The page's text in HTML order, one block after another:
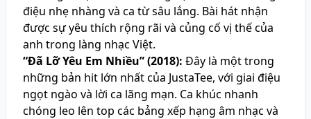
điệu nhẹ nhàng và ca từ sâu lắng. Bài hát nhận
được sự yêu thích rộng rãi và củng cố vị thế của
anh trong làng nhạc Việt.
“Đã Lỡ Yêu Em Nhiều” (2018): Đây là một trong
những bản hit lớn nhất của JustaTee, với giai điệu
ngọt ngào và lời ca lãng mạn. Ca khúc nhanh
chóng leo lên top các bảng xếp hạng âm nhạc và